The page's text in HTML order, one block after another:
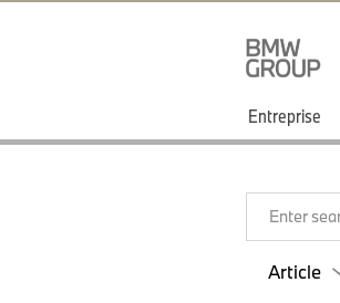
Entreprise
Enter
Article